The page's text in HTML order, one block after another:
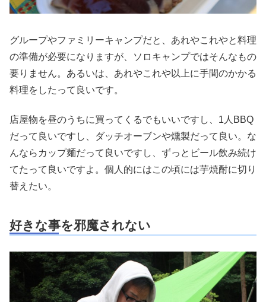
グループやファミリーキャンプだと、あれやこれやと料理
の準備が必要になりますが、ソロキャンプではそんなもの
要りません。あるいは、あれやこれや以上に手間のかかる
料理をしたって良いです。
店屋物を昼のうちに買ってくるでもいいですし、1人BBQ
だって良いですし、ダッチオーブンや燻製だって良い。な
んならカップ麺だって良いですし、ずっとビール飲み続け
てたって良いですよ。個人的にはこの頃には芋焼酎に切り
替えたい。
好きな事を邪魔されない